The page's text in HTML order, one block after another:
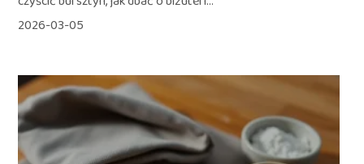
2026-03-05